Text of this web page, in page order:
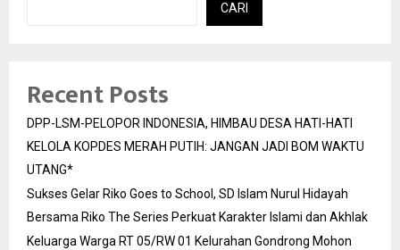
CARI
Recent Posts
DPP-LSM-PELOPOR INDONESIA, HIMBAU DESA HATI-HATI
KELOLA KOPDES MERAH PUTIH: JANGAN JADI BOM WAKTU
UTANG*
Sukses Gelar Riko Goes to School, SD Islam Nurul Hidayah
Bersama Riko The Series Perkuat Karakter Islami dan Akhlak
Keluarga Warga RT 05/RW 01 Kelurahan Gondrong Mohon